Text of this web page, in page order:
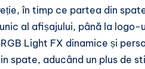
în timp ce partea din
unic al afișajului, până la
Light FX dinamice și
spate, aducând un plus de